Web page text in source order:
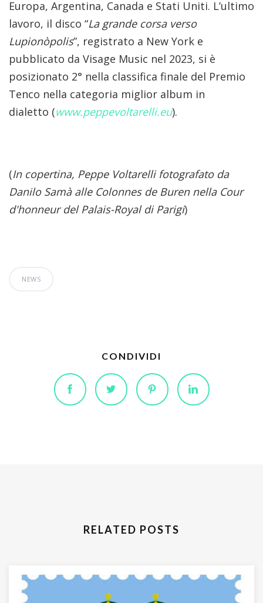
Europa, Argentina, Canada e Stati Uniti. L’ultimo
lavoro, il disco “La grande corsa verso
Lupionòpolis”, registrato a New York e
pubblicato da Visage Music nel 2023, si è
posizionato 2° nella classifica finale del Premio
Tenco nella categoria miglior album in
dialetto (www.peppevoltarelli.eu).
(In copertina, Peppe Voltarelli fotografato da
Danilo Samà alle Colonnes de Buren nella Cour
d'honneur del Palais-Royal di Parigi)
NEWS
CONDIVIDI
RELATED POSTS